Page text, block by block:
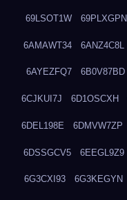
69LSOT1W 69PLXGPN
6AMAWT34 6ANZ4C8L
6AYEZFQ7 6B0V87BD
6CJKUI7J 6D1OSCXH
6DEL198E 6DMVW7ZP
6DSSGCV5 6EEGL9Z9
6G3CXI93 6G3KEGYN